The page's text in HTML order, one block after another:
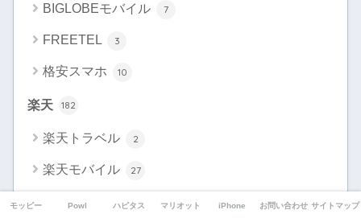
BIGLOBEモバイル 7
FREETEL 3
格安スマホ 10
楽天 182
楽天トラベル 2
楽天モバイル 27
楽天市場
モッピー Powl ハピタス マリオット iPhone お問い合わせ サイトマップ